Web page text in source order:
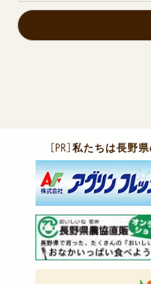
［PR］私たちは長野県